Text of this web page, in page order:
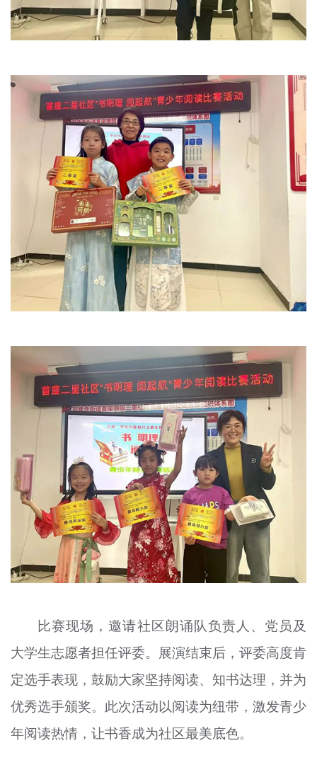
比赛现场，邀请社区朗诵队负责人、党员及
大学生志愿者担任评委。展演结束后，评委高度肯
定选手表现，鼓励大家坚持阅读、知书达理，并为
优秀选手颁奖。此次活动以阅读为纽带，激发青少
年阅读热情，让书香成为社区最美底色。